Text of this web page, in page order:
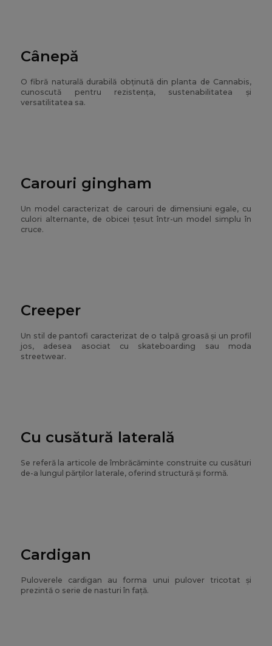
Cânepă
O fibră naturală durabilă obținută din planta de Cannabis,
cunoscută pentru rezistența, sustenabilitatea și
versatilitatea sa.
Carouri gingham
Un model caracterizat de carouri de dimensiuni egale, cu
culori alternante, de obicei țesut într-un model simplu în
cruce.
Creeper
Un stil de pantofi caracterizat de o talpă groasă și un profil
jos, adesea asociat cu skateboarding sau moda
streetwear.
Cu cusătură laterală
Se referă la articole de îmbrăcăminte construite cu cusături
de-a lungul părților laterale, oferind structură și formă.
Cardigan
Puloverele cardigan au forma unui pulover tricotat și
prezintă o serie de nasturi în față.